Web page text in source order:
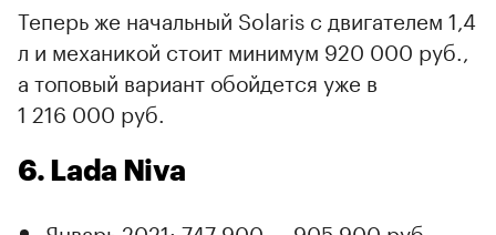
Теперь же начальный Solaris с двигателем 1,4
л и механикой стоит минимум 920 000 руб.,
а топовый вариант обойдется уже в
1 216 000 руб.
6. Lada Niva